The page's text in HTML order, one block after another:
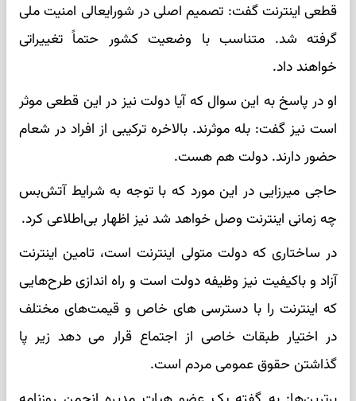
قطعی اینترنت گفت: تصمیم اصلی در شورایعالی امنیت ملی
گرفته شد. متناسب با وضعیت کشور حتماً تغییراتی
خواهند داد.
او در پاسخ به این سوال که آیا دولت نیز در این قطعی موثر
است نیز گفت: بله موثرند. بالاخره ترکیبی از افراد در شعام
حضور دارند. دولت هم هست.
حاجی میرزایی در این مورد که با توجه به شرایط آتش‌بس
چه زمانی اینترنت وصل خواهد شد نیز اظهار بی‌اطلاعی کرد.
در ساختاری که دولت متولی اینترنت است، تامین اینترنت
آزاد و باکیفیت نیز وظیفه دولت است و راه اندازی طرح‌هایی
که اینترنت را با دسترسی های خاص و قیمت‌های مختلف
در اختیار طبقات خاصی از اجتماع قرار می دهد زیر پا
گذاشتن حقوق عمومی مردم است.